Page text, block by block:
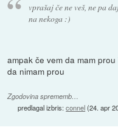
vprašaj če ne veš, ne pa
na nekoga :)
ampak če vem da mam
da nimam prou
Zgodovina sprememb…
predlagal izbris:connel(24. apr